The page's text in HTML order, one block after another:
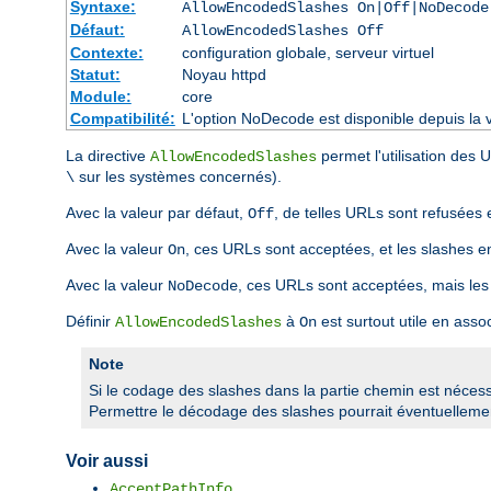
Syntaxe:
AllowEncodedSlashes On|Off|NoDecode
Défaut:
AllowEncodedSlashes Off
Contexte:
configuration globale, serveur virtuel
Statut:
Noyau httpd
Module:
core
Compatibilité: L'option NoDecode est disponible depuis la
La directive AllowEncodedSlashes permet l'utilisation des
\ sur les systèmes concernés).
Avec la valeur par défaut, Off , de telles URLs sont
Avec la valeur On , ces URLs sont acceptées, et les slashes
Avec la valeur NoDecode , ces URLs sont acceptées, mais
Définir AllowEncodedSlashes à On est surtout utile en
Note
Si le codage des slashes dans la partie chemin est
Permettre le décodage des slashes pourrait
Voir aussi